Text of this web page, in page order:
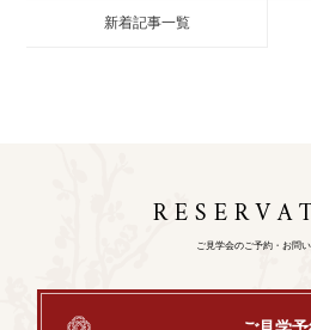
新着記事一覧
ご見学会のご予約・お問